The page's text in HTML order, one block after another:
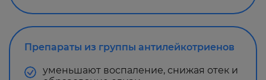
Препараты из группы антилейкотриенов
уменьшают воспаление, снижая отек и